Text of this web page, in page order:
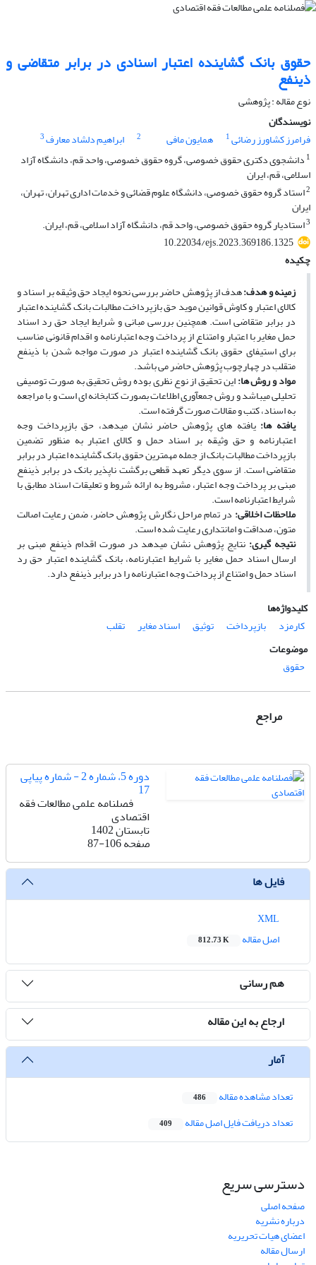
حقوق بانک گشاینده اعتبار اسنادی در برابر متقاضی و
ذینفع
نوع مقاله : پژوهشی
نویسندگان
فرامرز کشاورز رضائی1 همایون مافی 2 ابراهیم دلشاد معارف3
1 دانشجوی دکتری حقوق خصوصی، گروه حقوق خصوصی، واحد قم، دانشگاه آزاد
اسلامی، قم، ایران
2استاد گروه حقوق خصوصی، دانشگاه علوم قضائی و خدمات اداری تهران، تهران،
ایران
3استادیار گروه حقوق خصوصی، واحد قم، دانشگاه آزاد اسلامی، قم، ایران.
10.22034/ejs.2023.369186.1325
چکیده
زمینه و هدف:هدف از پژوهش حاضر بررسی نحوه ایجاد حق وثیقه بر اسناد و
کالای اعتبار و کاوش قوانین موید حق بازپرداخت مطالبات بانک گشاینده اعتبار
در برابر متقاضی است. همچنین بررسی مبانی و شرایط ایجاد حق رد اسناد
حمل مغایر با اعتبار و امتناع از پرداخت وجه اعتبارنامه و اقدام قانونی مناسب
برای استیفای حقوق بانک گشاینده اعتبار در صورت مواجه شدن با ذینفع
متقلب در چهارچوب پژوهش حاضر می باشد.
مواد و روش­ ها:این تحقیق از نوع نظری بوده ‌روش تحقیق به صورت توصیفی
تحلیلی می‏باشد و روش جمع‏آوری اطلاعات بصورت کتابخانه ‏ای است و با مراجعه
به اسناد، کتب و مقالات صورت گرفته است.
یافته­ ها: یافته های پژوهش حاضر نشان می­دهد، حق بازپرداخت وجه
اعتبارنامه و حق وثیقه بر اسناد حمل و کالای اعتبار به منظور تضمین
بازپرداخت مطالبات بانک از جمله مهمترین حقوق بانک گشاینده اعتبار در برابر
متقاضی است. از سوی دیگر تعهد قطعی برگشت ناپذیر بانک در برابر ذینفع
مبنی بر پرداخت وجه اعتبار، مشروط به ارائه شروط و تعلیقات اسناد مطابق با
شرایط اعتبارنامه است.
ملاحظات اخلاقی: در تمام مراحل نگارش پژوهش حاضر، ضمن رعایت اصالت
متون، صداقت و امانت­داری رعایت شده است.
نتیجه­ گیری: نتایج پژوهش نشان می­دهد در صورت اقدام ذینفع مبنی بر
ارسال اسناد حمل مغایر با شرایط اعتبارنامه، بانک گشاینده اعتبار حق رد
اسناد حمل و امتناع از پرداخت وجه اعتبارنامه را در برابر ذینفع دارد.
کلیدواژه‌ها
کارمزد
بازپرداخت توثیق اسناد مغایر
تقلب
موضوعات
حقوق
مراجع
دوره 5، شماره 2 - شماره پیاپی
17
فصلنامه علمی مطالعات فقه
اقتصادی
تابستان 1402
صفحه87-106
فایل ها
اصل مقاله
812.73 K
هم رسانی
ارجاع به این مقاله
آمار
تعداد مشاهده مقاله 486
تعداد دریافت فایل اصل مقاله 409
دسترسی سریع
صفحه اصلی
درباره نشریه
اعضای هیات تحریریه
ارسال مقاله